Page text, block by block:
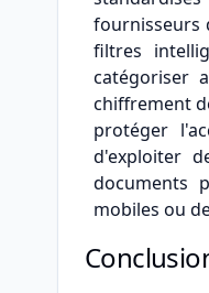
fournisseurs
filtres
catégoriser
chiffrement
protéger
d'exploiter
documents
mobiles ou